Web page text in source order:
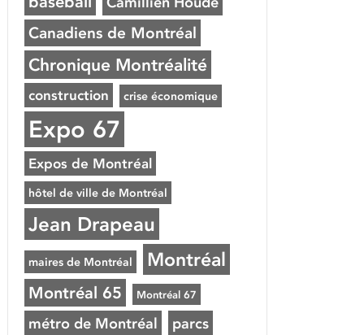
Canadiens de Montréal
Chronique Montréalité
construction crise économique
Expo 67
Expos de Montréal
hôtel de ville de Montréal
Jean Drapeau
maires de Montréal Montréal
Montréal 65 Montréal 67
métro de Montréal parcs